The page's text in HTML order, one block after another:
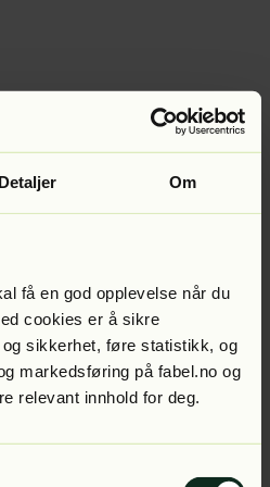
Detaljer Om
få en god opplevelse når du
cookies er å sikre
sikkerhet, føre statistikk, og
markedsføring på fabel.no og
relevant innhold for deg.